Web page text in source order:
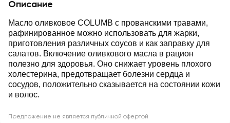
Описание
Масло оливковое COLUMB с прованскими травами,
рафинированное можно использовать для жарки,
приготовления различных соусов и как заправку для
салатов. Включение оливкового масла в рацион
полезно для здоровья. Оно снижает уровень плохого
холестерина, предотвращает болезни сердца и
сосудов, положительно сказывается на состоянии кожи
и волос.
Предложение не является публичной офертой